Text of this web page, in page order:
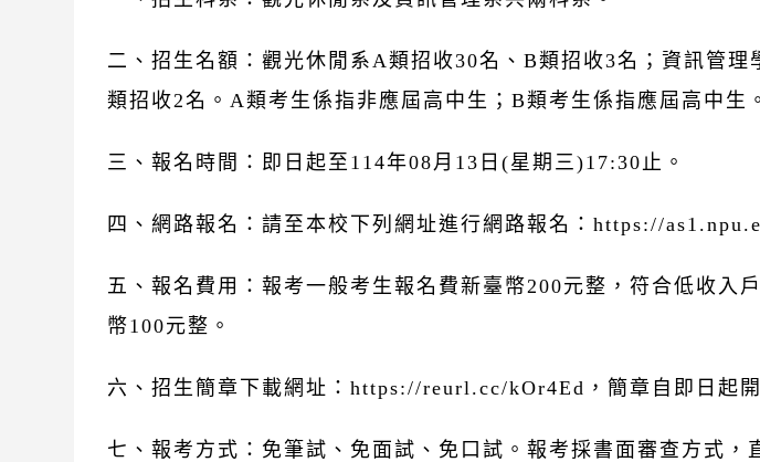
二、招生名額：觀光休閒系A類招收30名、B類招收3名；資訊管理
類招收2名。A類考生係指非應屆高中生；B類考生係指應屆高中生。
三、報名時間：即日起至114年08月13日(星期三)17:30止。
四、網路報名：請至本校下列網址進行網路報名：https://
五、報名費用：報考一般考生報名費新臺幣200元整，符合低收入
幣100元整。
六、招生簡章下載網址：https://reurl.cc/kOr4Ed，簡章自即日起開
七、報考方式：免筆試、免面試、免口試。報考採書面審查方式，